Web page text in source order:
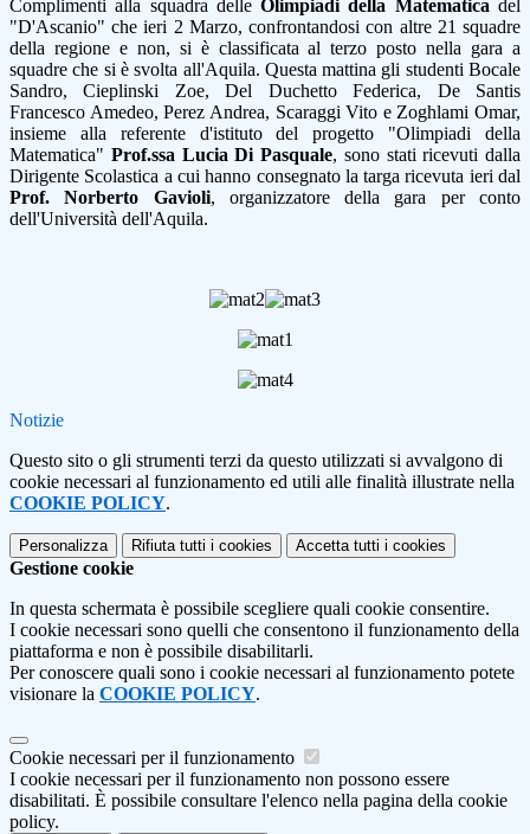
Complimenti alla squadra delleOlimpiadi della Matematica del
"D'Ascanio" che ieri 2 Marzo, confrontandosi con altre 21 squadre
della regione e non, si è classificata al terzo posto nella gara a
squadre che si è svolta all'Aquila. Questa mattina gli studenti Bocale
Sandro, Cieplinski Zoe, Del Duchetto Federica, De Santis
Francesco Amedeo, Perez Andrea, Scaraggi Vito e Zoghlami Omar,
insieme alla referente d'istituto del progetto "Olimpiadi della
Matematica" Prof.ssa Lucia Di Pasquale, sono stati ricevuti dalla
Dirigente Scolastica a cui hanno consegnato la targa ricevuta ieri dal
Prof. Norberto Gavioli, organizzatore della gara per conto
dell'Università dell'Aquila.
Notizie
Questo sito o gli strumenti terzi da questo utilizzati si avvalgono di
cookie necessari al funzionamento ed utili alle finalità illustrate nella
COOKIE POLICY.
Personalizza Rifiuta tutti i cookies Accetta tutti i cookies
Gestione cookie
In questa schermata è possibile scegliere quali cookie consentire.
I cookie necessari sono quelli che consentono il funzionamento della
piattaforma e non è possibile disabilitarli.
Per conoscere quali sono i cookie necessari al funzionamento potete
visionare la COOKIE POLICY.
Cookie necessari per il funzionamento
I cookie necessari per il funzionamento non possono essere
disabilitati. È possibile consultare l'elenco nella pagina della cookie
policy.